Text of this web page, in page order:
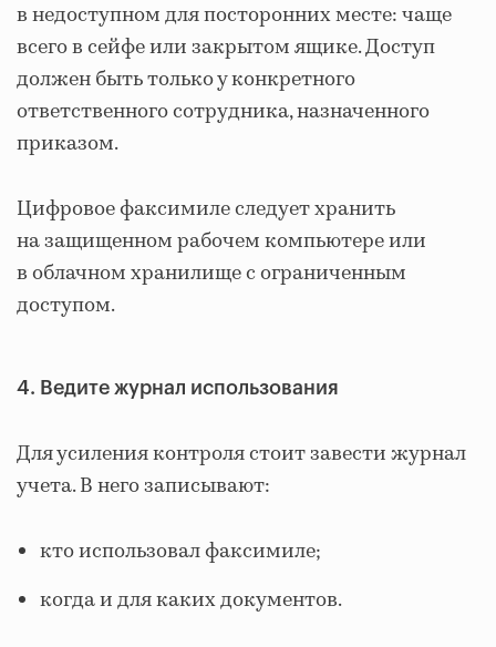
в недоступном для посторонних месте: чаще
всего в сейфе или закрытом ящике. Доступ
должен быть только у конкретного
ответственного сотрудника, назначенного
приказом.
Цифровое факсимиле следует хранить
на защищенном рабочем компьютере или
в облачном хранилище с ограниченным
доступом.
4. Ведите журнал использования
Для усиления контроля стоит завести журнал
учета. В него записывают:
кто использовал факсимиле;
когда и для каких документов.